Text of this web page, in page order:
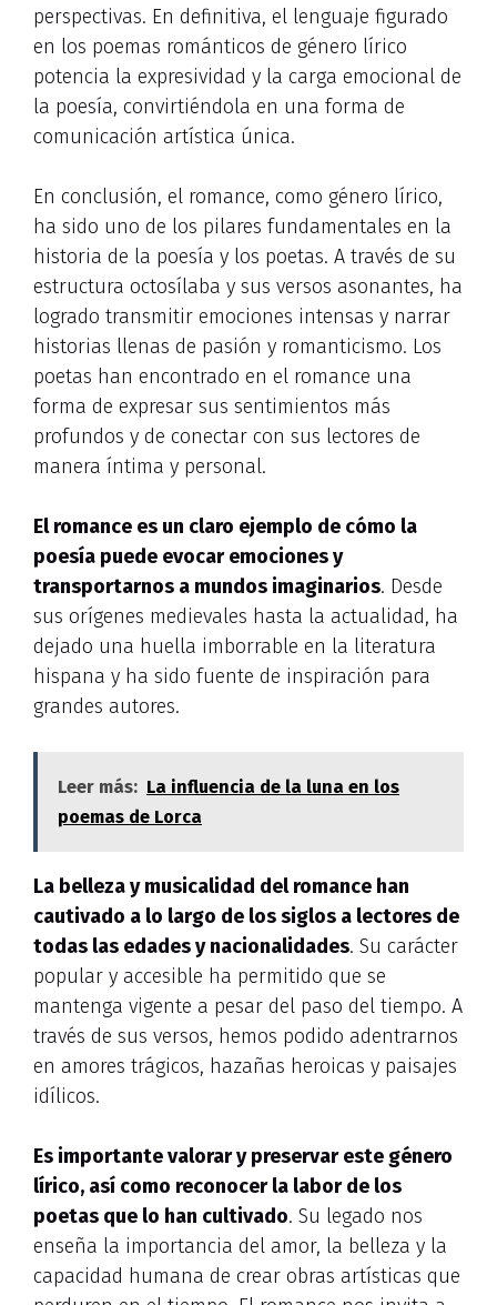
perspectivas. En definitiva, el lenguaje figurado
en los poemas románticos de género lírico
potencia la expresividad y la carga emocional de
la poesía, convirtiéndola en una forma de
comunicación artística única.
En conclusión, el romance, como género lírico,
ha sido uno de los pilares fundamentales en la
historia de la poesía y los poetas. A través de su
estructura octosílaba y sus versos asonantes, ha
logrado transmitir emociones intensas y narrar
historias llenas de pasión y romanticismo. Los
poetas han encontrado en el romance una
forma de expresar sus sentimientos más
profundos y de conectar con sus lectores de
manera íntima y personal.
El romance es un claro ejemplo de cómo la
poesía puede evocar emociones y
transportarnos a mundos imaginarios. Desde
sus orígenes medievales hasta la actualidad, ha
dejado una huella imborrable en la literatura
hispana y ha sido fuente de inspiración para
grandes autores.
Leer más: La influencia de la luna en los
poemas de Lorca
La belleza y musicalidad del romance han
cautivado a lo largo de los siglos a lectores de
todas las edades y nacionalidades. Su carácter
popular y accesible ha permitido que se
mantenga vigente a pesar del paso del tiempo. A
través de sus versos, hemos podido adentrarnos
en amores trágicos, hazañas heroicas y paisajes
idílicos.
Es importante valorar y preservar este género
lírico, así como reconocer la labor de los
poetas que lo han cultivado. Su legado nos
enseña la importancia del amor, la belleza y la
capacidad humana de crear obras artísticas que